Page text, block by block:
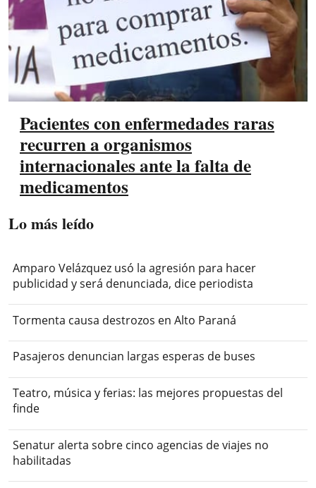
Pacientes con enfermedades raras
recurren a organismos
internacionales ante la falta de
medicamentos
Lo más leído
Amparo Velázquez usó la agresión para hacer
publicidad y será denunciada, dice periodista
Tormenta causa destrozos en Alto Paraná
Pasajeros denuncian largas esperas de buses
Teatro, música y ferias: las mejores propuestas del
finde
Senatur alerta sobre cinco agencias de viajes no
habilitadas